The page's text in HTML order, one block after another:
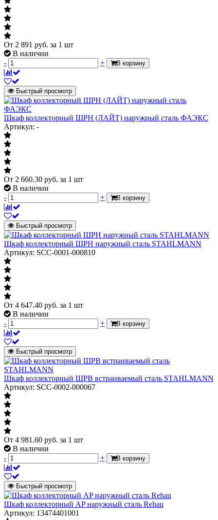
От 2 891 руб. за 1 шт
В наличии
-
+ В корзину
Быстрый просмотр
Шкаф коллекторный ШРН (ЛАЙТ) наружный сталь ФАЭКС
Артикул: -
От 2 660.30 руб. за 1 шт
В наличии
-
+ В корзину
Быстрый просмотр
Шкаф коллекторный ШРН наружный сталь STAHLMANN
Артикул: SCC-0001-000810
От 4 647.40 руб. за 1 шт
В наличии
-
+ В корзину
Быстрый просмотр
Шкаф коллекторный ШРВ встраиваемый сталь STAHLMANN
Артикул: SCC-0002-000067
От 4 981.60 руб. за 1 шт
В наличии
-
+ В корзину
Быстрый просмотр
Шкаф коллекторный AP наружный сталь Rehau
Артикул: 13474401001